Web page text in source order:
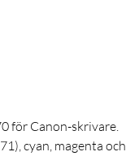
för Canon-skrivare.
cyan, magenta och